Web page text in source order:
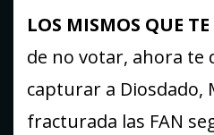
LOS MISMOS QUE
de no votar, ahora te
capturar a Diosdado,
fracturada las FAN